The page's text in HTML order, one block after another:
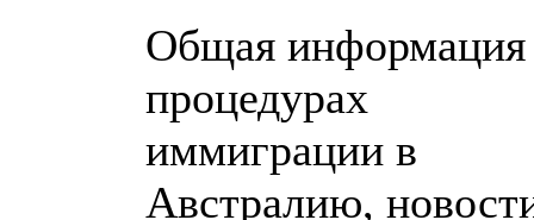
Общая информация
процедурах
иммиграции в
Австралию,